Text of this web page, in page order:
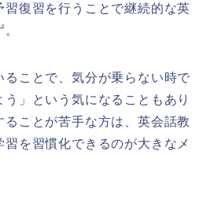
復習を行うことで継続的な英
ることで、気分が乗らない時で
う」という気になることもあり
ることが苦手な方は、英会話教
を習慣化できるのが大きなメ